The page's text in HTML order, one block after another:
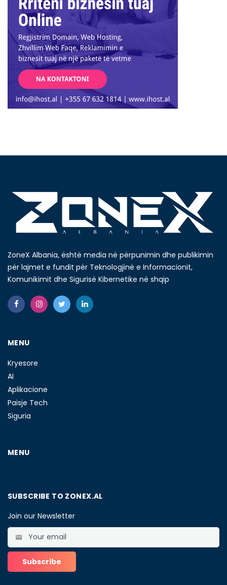
ZoneX Albania, është media në përpunimin dhe publikimin
për lajmet e fundit për Teknologjinë e Informacionit,
Komunikimit dhe Sigurisë Kibernetike në shqip
MENU
Kryesore
AI
Aplikacione
Paisje Tech
Siguria
MENU
SUBSCRIBE TO ZONEX.AL
Join our Newsletter